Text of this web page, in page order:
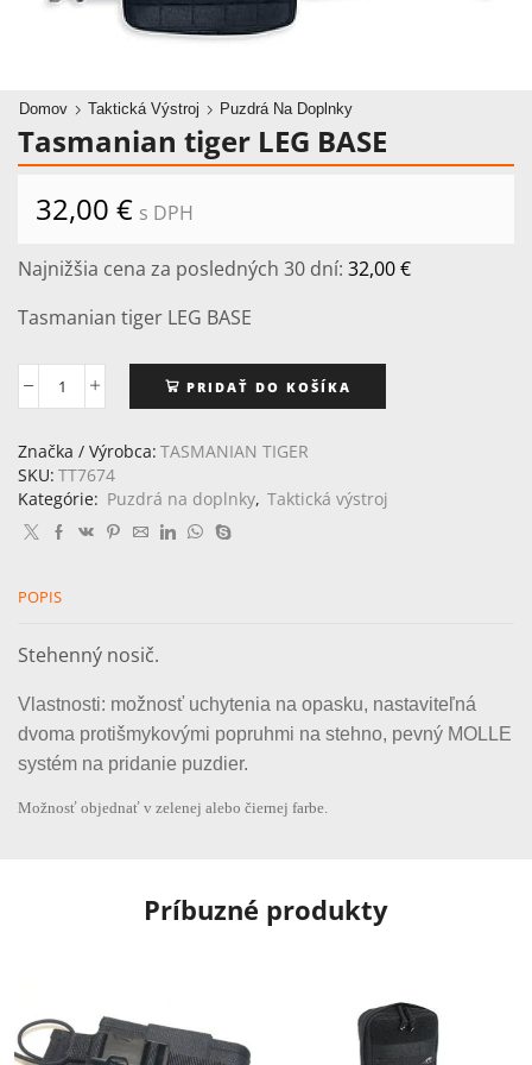
Domov Taktická Výstroj Puzdrá Na Doplnky
Tasmanian tiger LEG BASE
32,00 € s DPH
Najnižšia cena za posledných 30 dní: 32,00€
Tasmanian tiger LEG BASE
množstvo
tiger
LEG
BASE
PRIDAŤ DO KOŠÍKA
Značka / Výrobca: TASMANIAN TIGER
SKU: TT7674
Kategórie: Puzdrá na doplnky, Taktická výstroj
POPIS
Stehenný nosič.
Vlastnosti: možnosť uchytenia na opasku, nastaviteľná
dvoma protišmykovými popruhmi na stehno, pevný MOLLE
systém na pridanie puzdier.
Možnosť objednať v zelenej alebo čiernej farbe.
Príbuzné produkty